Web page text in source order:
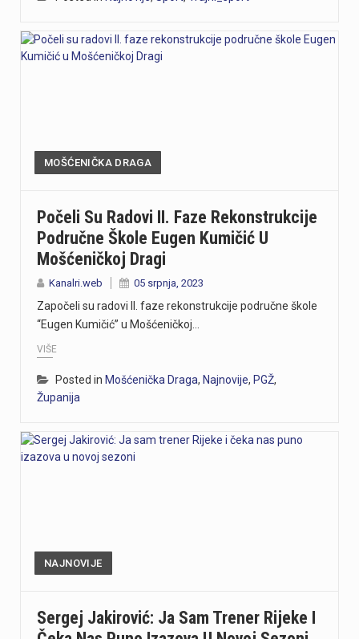
MOŠĆENIČKA DRAGA
Počeli Su Radovi II. Faze Rekonstrukcije
Područne Škole Eugen Kumičić U
Mošćeničkoj Dragi
Kanalri.web 05 srpnja, 2023
Započeli su radovi II. faze rekonstrukcije područne škole
“Eugen Kumičić” u Mošćeničkoj…
VIŠE
Posted in Mošćenička Draga, Najnovije, PGŽ,
Županija
NAJNOVIJE
Sergej Jakirović: Ja Sam Trener Rijeke I